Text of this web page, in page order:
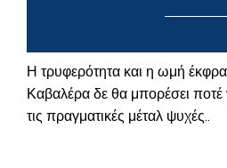
Η τρυφερότητα και η ωμή
Καβαλέρα δε θα μπορέσει ποτέ
τις πραγματικές μέταλ ψυχές..